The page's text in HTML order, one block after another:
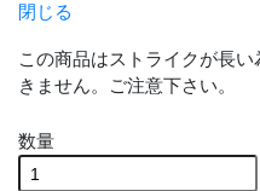
閉じる
この商品はストライクが長
きません。ご注意下さい。
数量